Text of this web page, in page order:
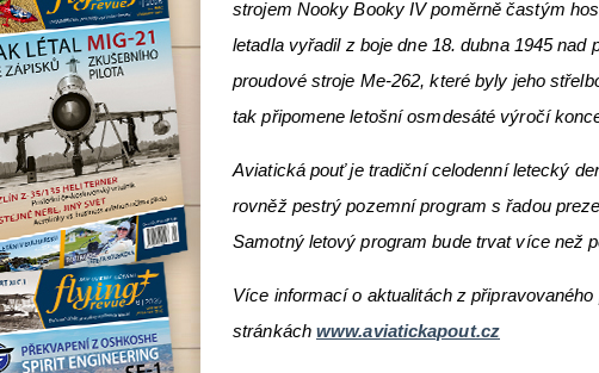
strojem Nooky Booky IV poměrně častým
letadla vyřadil z boje dne 18. dubna 1945
proudové stroje Me-262, které byly jeho
tak připomene letošní osmdesáté výročí
Aviatická pouť je tradiční celodenní letecký
rovněž pestrý pozemní program s řadou
Samotný letový program bude trvat více než
Více informací o aktualitách z
stránkách www.aviatickapout.cz